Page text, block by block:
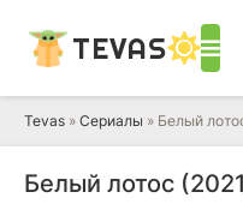
TEVAS
Tevas » Сериалы » Белый
Белый лотос